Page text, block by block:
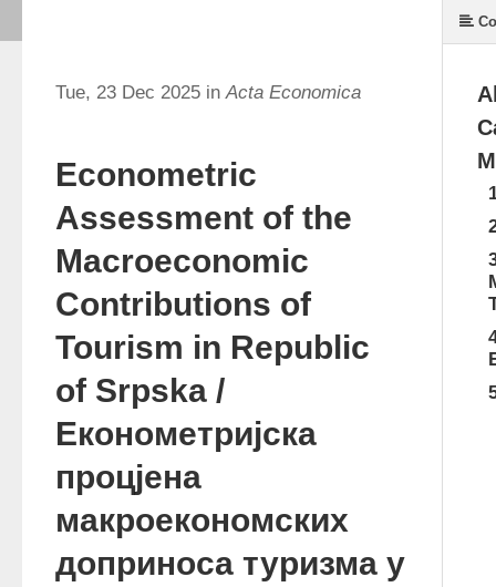
Tue, 23 Dec 2025 inActa Economica
Econometric
Assessment of the
Macroeconomic
Contributions of
Tourism in Republic
of Srpska /
Економетријска
процјена
макроекономских
доприноса туризма у